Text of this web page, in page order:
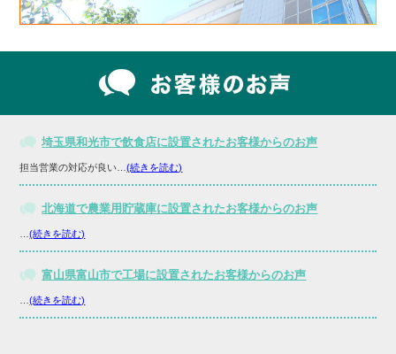
埼玉県和光市で飲食店に設置されたお客様からのお声
担当営業の対応が良い…(続きを読む)
北海道で農業用貯蔵庫に設置されたお客様からのお声
…(続きを読む)
富山県富山市で工場に設置されたお客様からのお声
…(続きを読む)